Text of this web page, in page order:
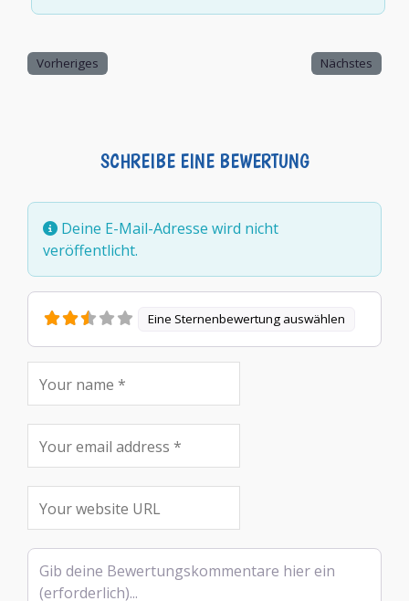
Vorheriges Nächstes
SCHREIBE EINE BEWERTUNG
Deine E-Mail-Adresse wird nicht
veröffentlicht.
Eine Sternenbewertung auswählen
Rezensionstext